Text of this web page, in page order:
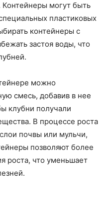
могут быть
пластиковых
контейнеры с
застоя воды, что
можно
смесь, добавив в нее
клубни получали
В процессе роста
почвы или мульчи,
позволяют более
роста, что уменьшает